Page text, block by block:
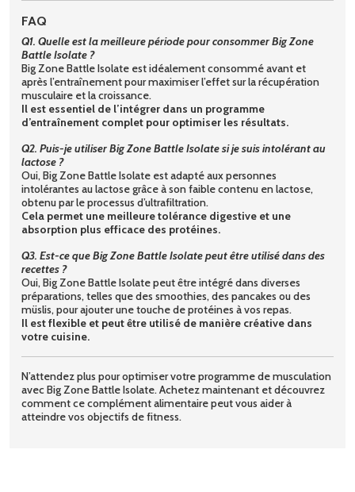
FAQ
Q1. Quelle est la meilleure période pour consommer Big Zone
Battle Isolate ?
Big Zone Battle Isolate est idéalement consommé avant et
après l’entraînement pour maximiser l’effet sur la récupération
musculaire et la croissance.
Il est essentiel de l’intégrer dans un programme
d’entraînement complet pour optimiser les résultats.
Q2. Puis-je utiliser Big Zone Battle Isolate si je suis intolérant au
lactose ?
Oui, Big Zone Battle Isolate est adapté aux personnes
intolérantes au lactose grâce à son faible contenu en lactose,
obtenu par le processus d’ultrafiltration.
Cela permet une meilleure tolérance digestive et une
absorption plus efficace des protéines.
Q3. Est-ce que Big Zone Battle Isolate peut être utilisé dans des
recettes ?
Oui, Big Zone Battle Isolate peut être intégré dans diverses
préparations, telles que des smoothies, des pancakes ou des
müslis, pour ajouter une touche de protéines à vos repas.
Il est flexible et peut être utilisé de manière créative dans
votre cuisine.
N’attendez plus pour optimiser votre programme de musculation
avec Big Zone Battle Isolate. Achetez maintenant et découvrez
comment ce complément alimentaire peut vous aider à
atteindre vos objectifs de fitness.